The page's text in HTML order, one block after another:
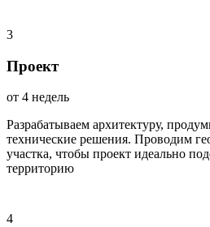
3
Проект
от 4 недель
Разрабатываем архитектуру,
технические решения. Проводим
участка, чтобы проект идеально
территорию
4